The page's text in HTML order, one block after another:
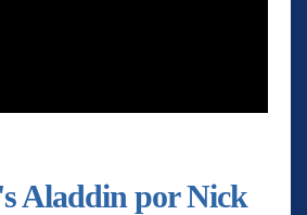
Aladdin por Nick